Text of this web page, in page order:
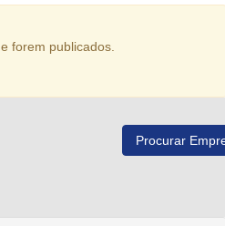
forem publicados.